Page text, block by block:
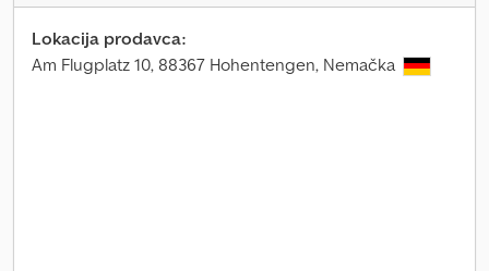
Lokacija prodavca:
Am Flugplatz 10, 88367 Hohentengen, Nemačka